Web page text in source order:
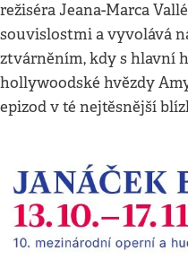
režiséra Jeana-Marca
souvislostmi a vyvolává
ztvárněním, kdy s hlavní
hollywoodské hvězdy
epizod v té nejtěsnější